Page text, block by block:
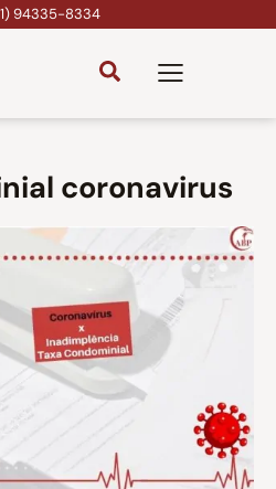
94335-8334
coronavirus